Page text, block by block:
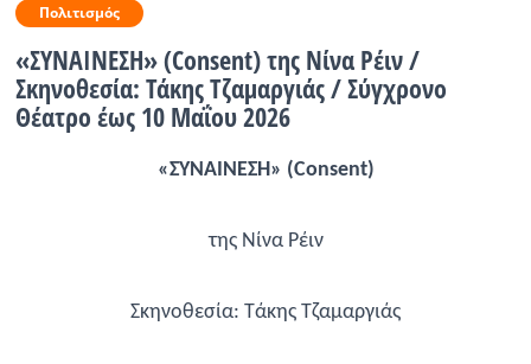
Κόσμος
Ραδιόφωνο LIVE
Πολιτισμός
«ΣΥΝΑΙΝΕΣΗ» (Consent) της Νίνα Ρέιν /
Σκηνοθεσία: Τάκης Τζαμαργιάς / Σύγχρονο
Θέατρο έως 10 Μαΐου 2026
«ΣΥΝΑΙΝΕΣΗ» (Consent)
της Νίνα Ρέιν
Σκηνοθεσία: Τάκης Τζαμαργιάς